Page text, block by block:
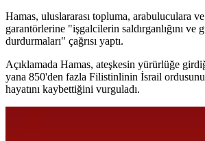
Hamas, uluslararası topluma, arabuluculara ve
garantörlerine "işgalcilerin saldırganlığını
durdurmaları" çağrısı yaptı.
Açıklamada Hamas, ateşkesin yürürlüğe
yana 850'den fazla Filistinlinin İsrail
hayatını kaybettiğini vurguladı.